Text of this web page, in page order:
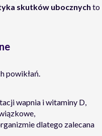
skutków ubocznych to
powikłań.
wapnia i witaminy D,
dlatego zalecana